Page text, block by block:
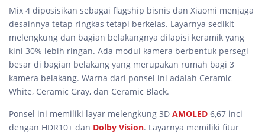
Mix 4 diposisikan sebagai flagship bisnis dan Xiaomi menjaga
desainnya tetap ringkas tetapi berkelas. Layarnya sedikit
melengkung dan bagian belakangnya dilapisi keramik yang
kini 30% lebih ringan. Ada modul kamera berbentuk persegi
besar di bagian belakang yang merupakan rumah bagi 3
kamera belakang. Warna dari ponsel ini adalah Ceramic
White, Ceramic Gray, dan Ceramic Black.
Ponsel ini memiliki layar melengkung 3D AMOLED 6,67 inci
dengan HDR10+ dan Dolby Vision. Layarnya memiliki fitur